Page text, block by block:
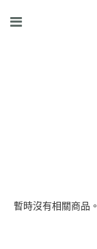
暫時沒有相關商品。